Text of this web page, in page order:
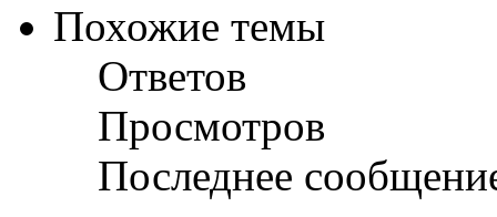
Похожие темы
Ответов
Просмотров
Последнее